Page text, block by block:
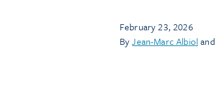
February 23, 2026
ByJean-Marc Albioland